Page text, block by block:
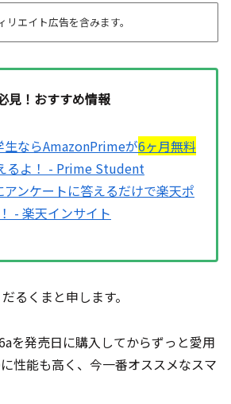
リエイト広告を含みます。
見！おすすめ情報
生ならAmazonPrimeが6ヶ月無料
るよ！ - Prime Student
ンケートに答えるだけで楽天ポ
- 楽天インサイト
るくまと申します。
を発売日に購入してからずっと愛用
性能も高く、今一番オススメなスマ